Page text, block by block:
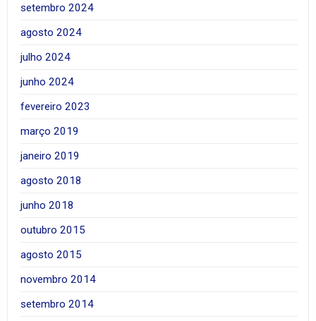
setembro 2024
agosto 2024
julho 2024
junho 2024
fevereiro 2023
março 2019
janeiro 2019
agosto 2018
junho 2018
outubro 2015
agosto 2015
novembro 2014
setembro 2014